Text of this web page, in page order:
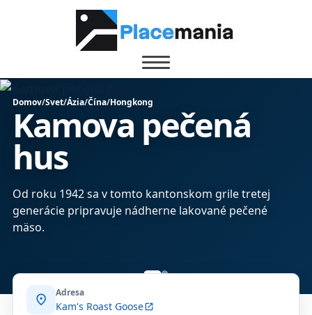
Domov/Svet/Ázia/Čína/Hongkong
Kamova pečená
hus
Od roku 1942 sa v tomto kantonskom grile tretej
generácie pripravuje nádherne lakované pečené
mäso.
location_on Adresa
Kam's Roast Gooseopen_in_new